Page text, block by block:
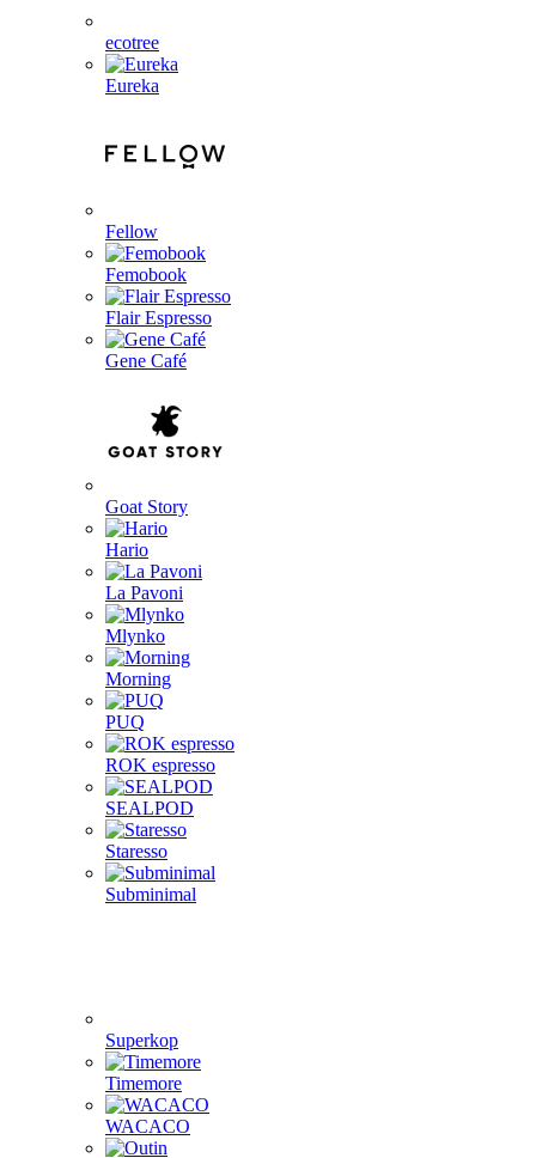
ecotree
Eureka
Fellow
Femobook
Flair Espresso
Gene Café
Goat Story
Hario
La Pavoni
Mlynko
Morning
PUQ
ROK espresso
SEALPOD
Staresso
Subminimal
Superkop
Timemore
WACACO